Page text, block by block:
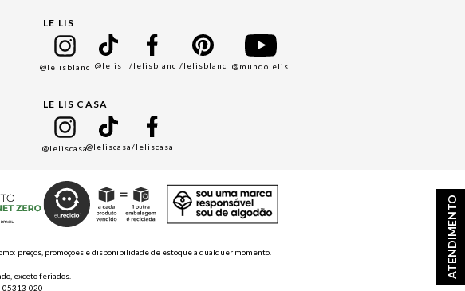
ATENDIMENTO
LE LIS
@lelisblanc @lelis /lelisblanc /lelisblanc @mundolelis
LE LIS CASA
@leliscasa@leliscasa/leliscasa
preços, promoções e disponibilidade de estoque a qualquer momento.
exceto feriados.
05313-020